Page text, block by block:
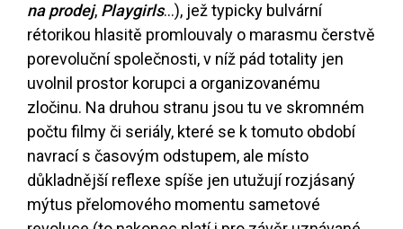
na prodej, Playgirls…), jež typicky bulvární
rétorikou hlasitě promlouvaly o marasmu čerstvě
porevoluční společnosti, v níž pád totality jen
uvolnil prostor korupci a organizovanému
zločinu. Na druhou stranu jsou tu ve skromném
počtu filmy či seriály, které se k tomuto období
navrací s časovým odstupem, ale místo
důkladnější reflexe spíše jen utužují rozjásaný
mýtus přelomového momentu sametové